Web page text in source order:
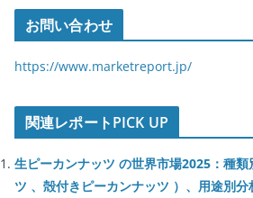
お問い合わせ
https://www.marketreport.jp/
関連レポートPICK UP
生ピーカンナッツ の世界市場2025：種
ツ 、殻付きピーカンナッツ ）、用途別分